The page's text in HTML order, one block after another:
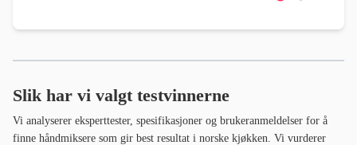
Slik har vi valgt testvinnerne
Vi analyserer eksperttester, spesifikasjoner og brukeranmeldelser for å
finne håndmiksere som gir best resultat i norske kjøkken. Vi vurderer